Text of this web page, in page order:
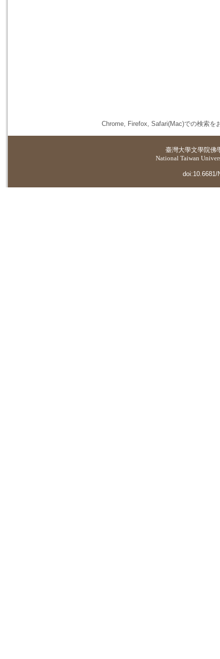
Chrome, Firefox, Safari(Mac)での検索を
臺灣大學文學院佛
National Taiwan
doi:10.6681/